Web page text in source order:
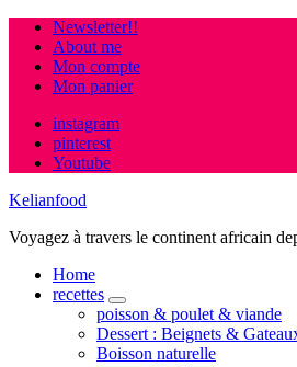
Newsletter!!
About me
Mon compte
Mon panier
instagram
pinterest
Youtube
Kelianfood
Voyagez à travers le continent africain
Home
recettes
expand
child
menu
poisson & poulet & viande
Dessert : Beignets &
Boisson naturelle